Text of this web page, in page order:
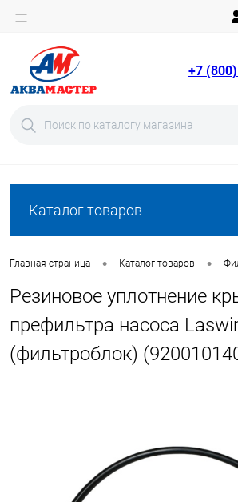
+7
Каталог товаров
Главная страница • Каталог товаров •
Резиновое уплотнение
префильтра насоса
(фильтроблок)